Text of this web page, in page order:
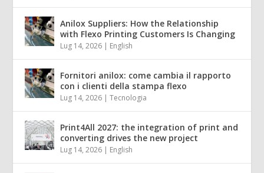
Anilox Suppliers: How the Relationship
with Flexo Printing Customers Is Changing
Lug 14, 2026 | English
Fornitori anilox: come cambia il rapporto
con i clienti della stampa flexo
Lug 14, 2026 |Tecnologia
Print4All 2027: the integration of print and
converting drives the new project
Lug 14, 2026 | English